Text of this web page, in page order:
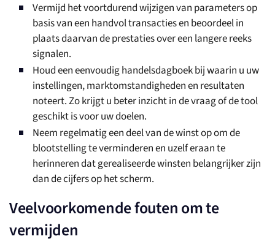
Vermijd het voortdurend wijzigen van parameters op
basis van een handvol transacties en beoordeel in
plaats daarvan de prestaties over een langere reeks
signalen.
Houd een eenvoudig handelsdagboek bij waarin u uw
instellingen, marktomstandigheden en resultaten
noteert. Zo krijgt u beter inzicht in de vraag of de tool
geschikt is voor uw doelen.
Neem regelmatig een deel van de winst op om de
blootstelling te verminderen en uzelf eraan te
herinneren dat gerealiseerde winsten belangrijker zijn
dan de cijfers op het scherm.
Veelvoorkomende fouten om te
vermijden